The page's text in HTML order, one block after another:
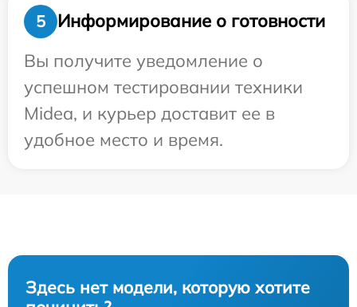
5
Информирование о готовности
Вы получите уведомление о
успешном тестировании техники
Midea, и курьер доставит ее в
удобное место и время.
Здесь нет модели, которую хотите